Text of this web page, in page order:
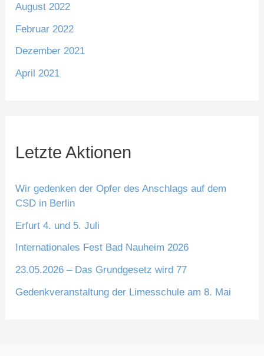
August 2022
Februar 2022
Dezember 2021
April 2021
Letzte Aktionen
Wir gedenken der Opfer des Anschlags auf dem
CSD in Berlin
Erfurt 4. und 5. Juli
Internationales Fest Bad Nauheim 2026
23.05.2026 – Das Grundgesetz wird 77
Gedenkveranstaltung der Limesschule am 8. Mai